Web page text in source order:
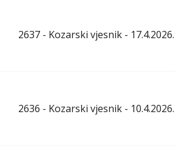
2637 - Kozarski vjesnik - 17.4.2026.
2636 - Kozarski vjesnik - 10.4.2026.